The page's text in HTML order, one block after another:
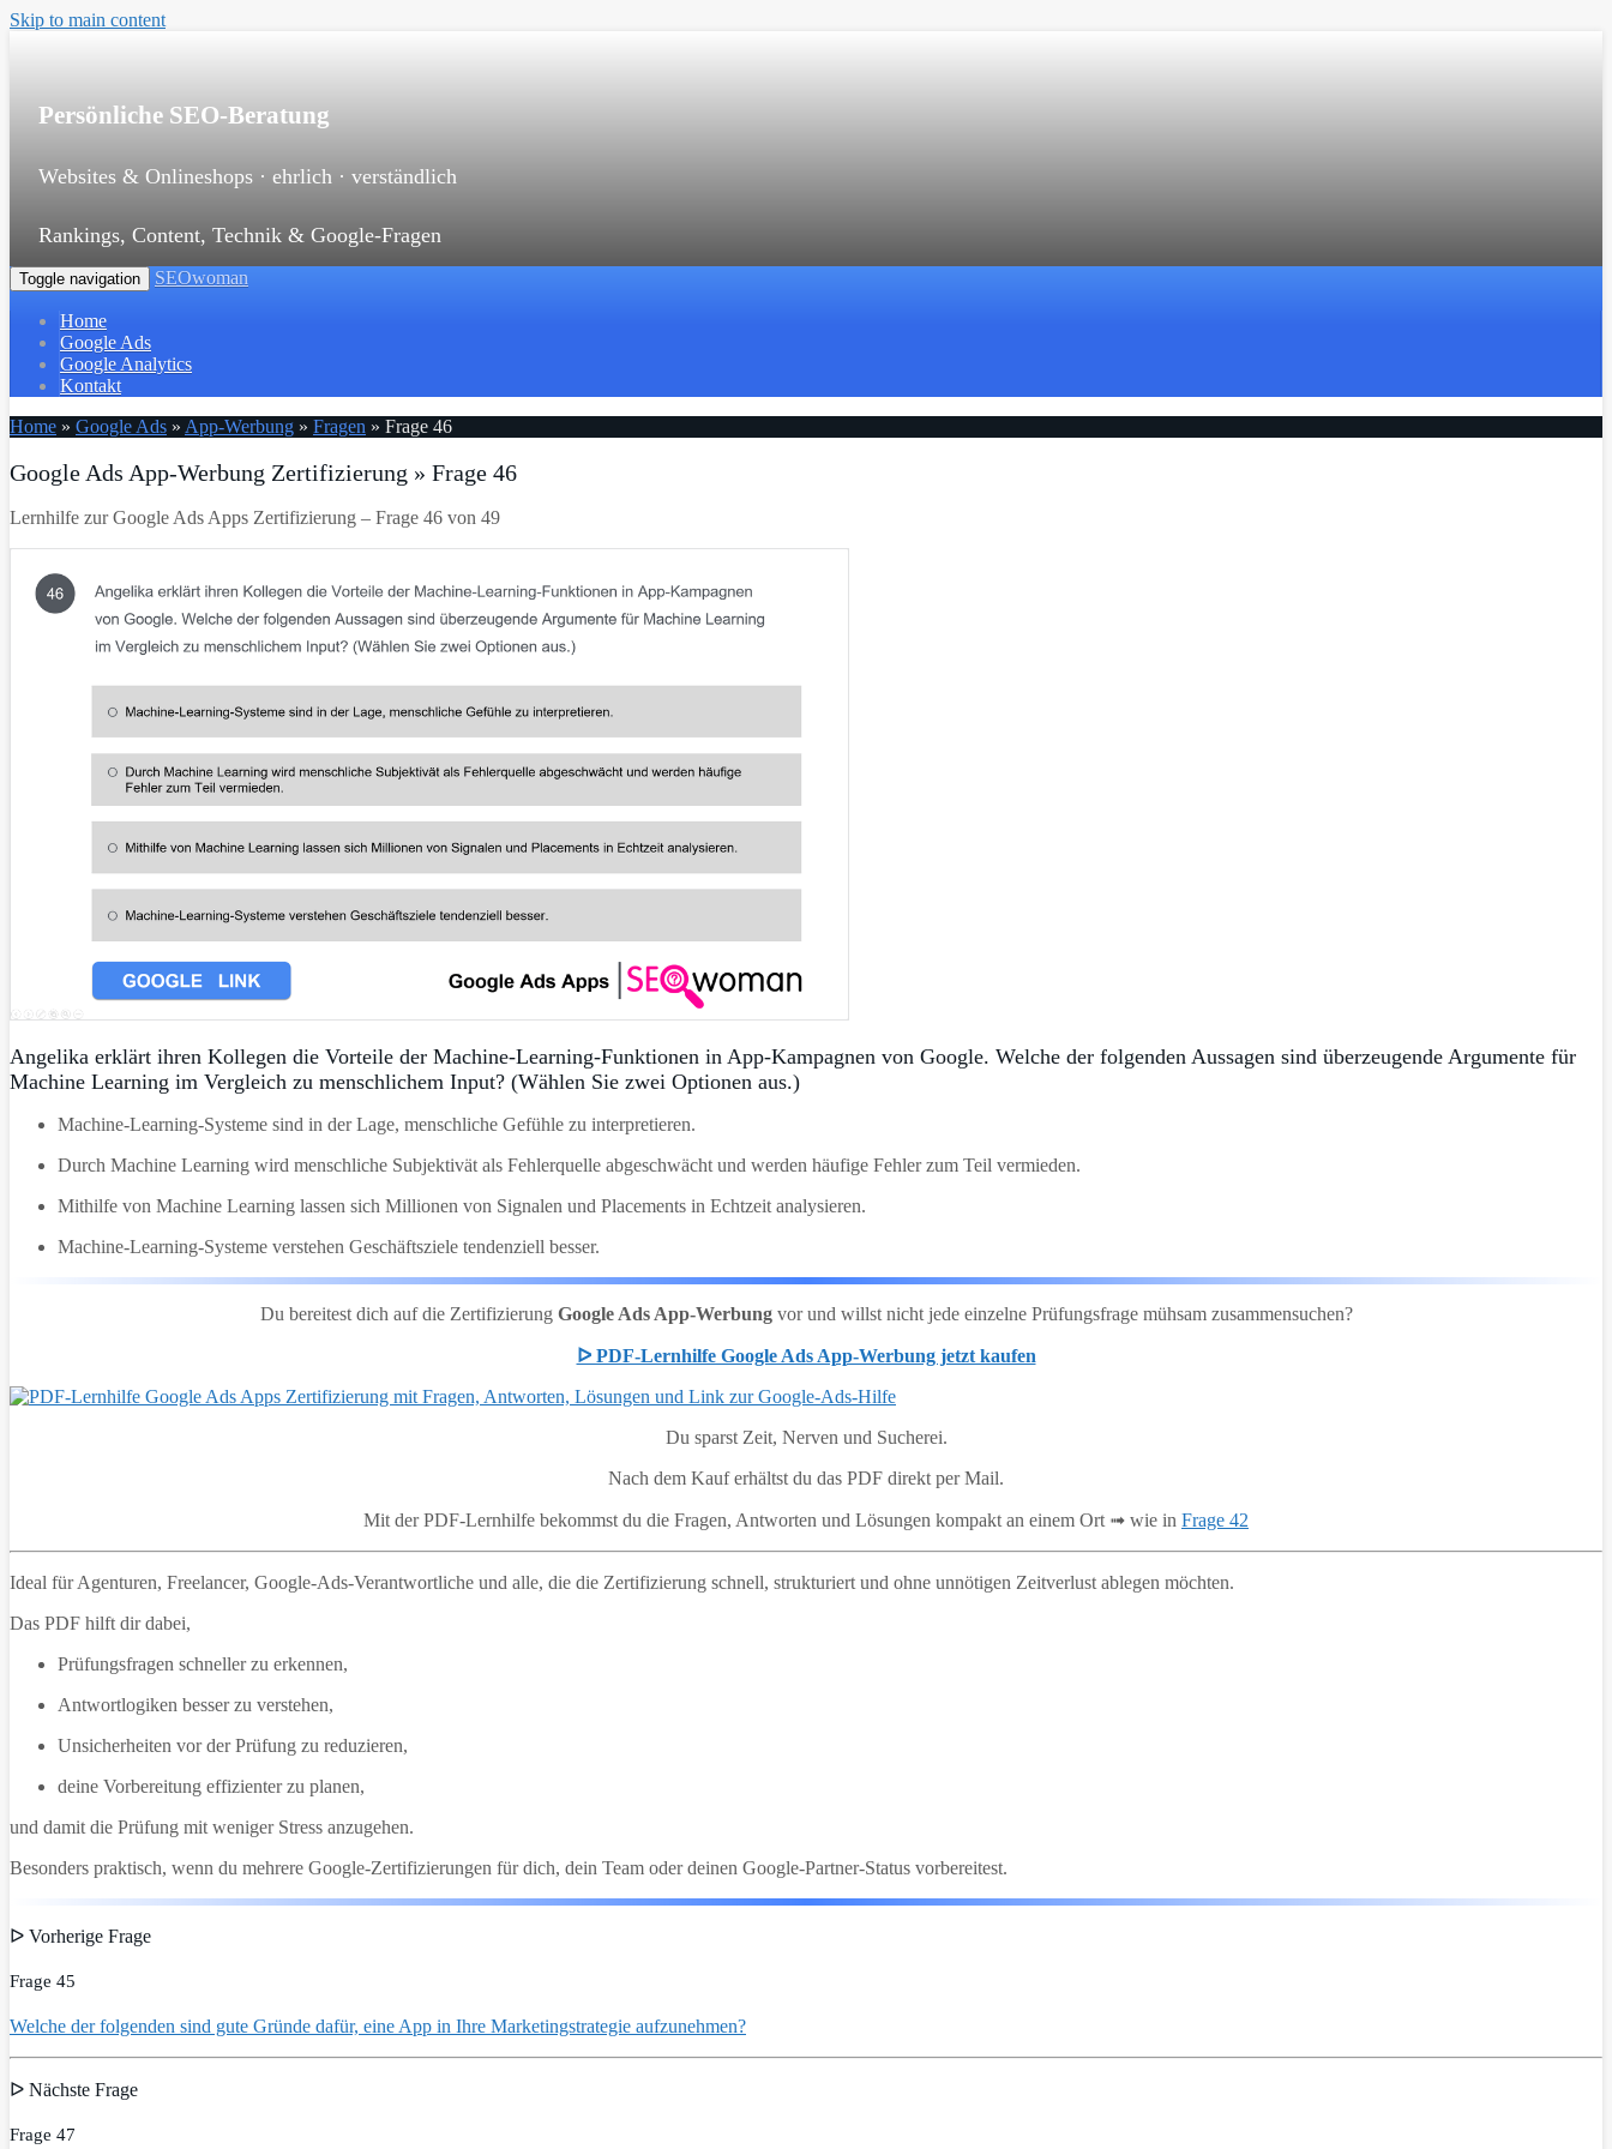
Skip to main content
Persönliche SEO-Beratung
Websites & Onlineshops · ehrlich · verständlich
Rankings, Content, Technik & Google-Fragen
Toggle navigation SEOwoman
Home
Google Ads
Google Analytics
Kontakt
Home » Google Ads » App-Werbung » Fragen » Frage 46
Google Ads App-Werbung Zertifizierung » Frage 46
Lernhilfe zur Google Ads Apps Zertifizierung – Frage 46 von 49
Angelika erklärt ihren Kollegen die Vorteile der Machine-Learning-Funktionen in App-Kampagnen von Google. Welche der folgenden Aussagen sind überzeugende Argumente für
Machine Learning im Vergleich zu menschlichem Input? (Wählen Sie zwei Optionen aus.)
Machine-Learning-Systeme sind in der Lage, menschliche Gefühle zu interpretieren.
Durch Machine Learning wird menschliche Subjektivät als Fehlerquelle abgeschwächt und werden häufige Fehler zum Teil vermieden.
Mithilfe von Machine Learning lassen sich Millionen von Signalen und Placements in Echtzeit analysieren.
Machine-Learning-Systeme verstehen Geschäftsziele tendenziell besser.
Du bereitest dich auf die Zertifizierung Google Ads App-Werbungvor und willst nicht jede einzelne Prüfungsfrage mühsam zusammensuchen?
ᐅ PDF-Lernhilfe Google Ads App-Werbung jetzt kaufen
Du sparst Zeit, Nerven und Sucherei.
Nach dem Kauf erhältst du das PDF direkt per Mail.
Mit der PDF-Lernhilfe bekommst du die Fragen, Antworten und Lösungen kompakt an einem Ort ➟ wie in Frage 42
Ideal für Agenturen, Freelancer, Google-Ads-Verantwortliche und alle, die die Zertifizierung schnell, strukturiert und ohne unnötigen Zeitverlust ablegen möchten.
Das PDF hilft dir dabei,
Prüfungsfragen schneller zu erkennen,
Antwortlogiken besser zu verstehen,
Unsicherheiten vor der Prüfung zu reduzieren,
deine Vorbereitung effizienter zu planen,
und damit die Prüfung mit weniger Stress anzugehen.
Besonders praktisch, wenn du mehrere Google-Zertifizierungen für dich, dein Team oder deinen Google-Partner-Status vorbereitest.
ᐅ Vorherige Frage
Frage 45
Welche der folgenden sind gute Gründe dafür, eine App in Ihre Marketingstrategie aufzunehmen?
ᐅ Nächste Frage
Frage 47